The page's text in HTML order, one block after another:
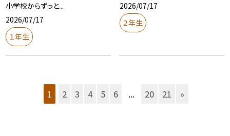
小学校からずっと...
2026/07/17
１年生
2026/07/17
２年生
1 2 3 4 5 6 ... 20 21 »